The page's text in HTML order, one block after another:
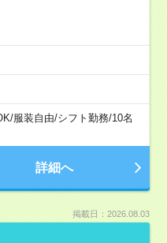
/服装自由/シフト勤務/10名
詳細へ
掲載日：2026.08.03